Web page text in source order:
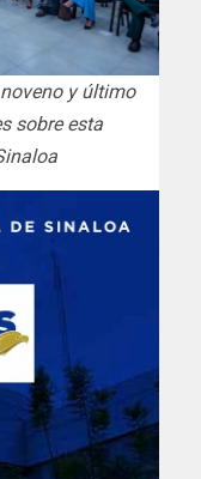
y último
sobre esta